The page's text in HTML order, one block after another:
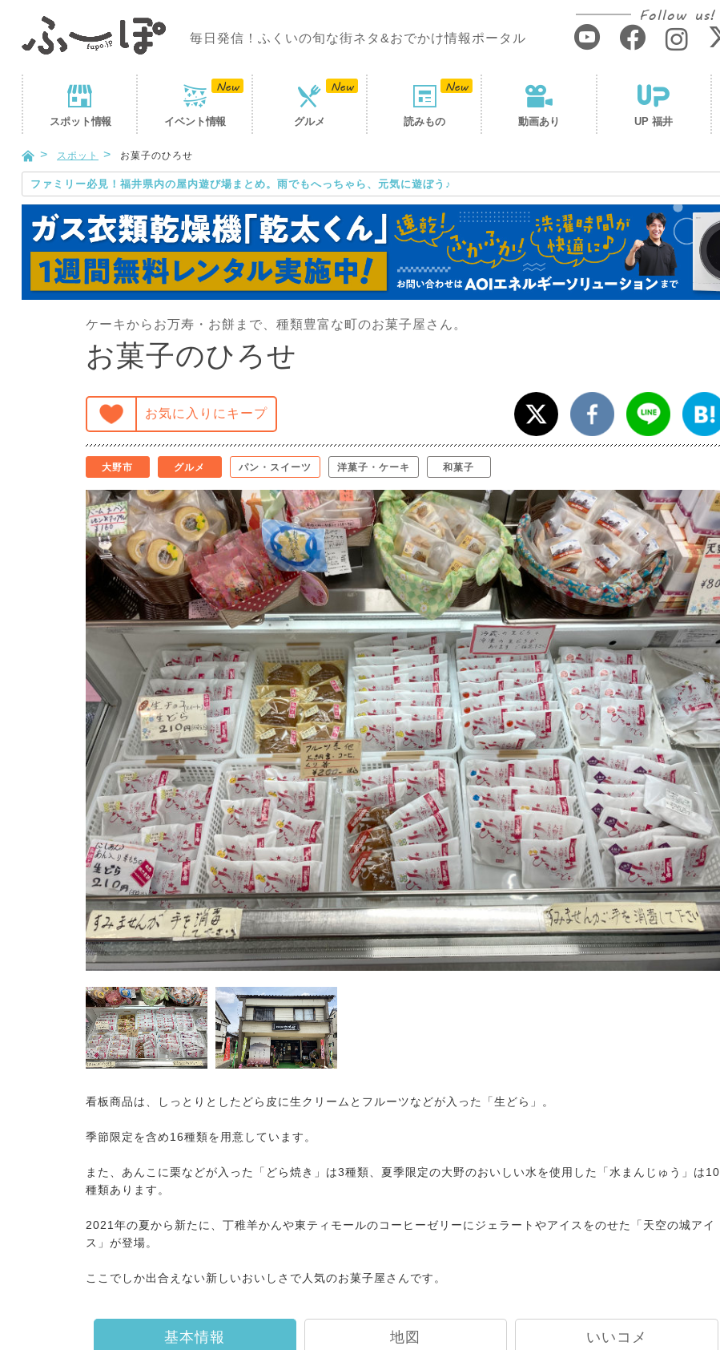
毎日発信！ふくいの旬な街ネタ&おでかけ情報ポータル
Follow us!
スポット情報 イベント情報 グルメ 読みもの 動画あり UP 福井
スポット お菓子のひろせ
ファミリー必見！福井県内の屋内遊び場まとめ。雨でもへっちゃら、元気に遊ぼう♪
ケーキからお万寿・お餅まで、種類豊富な町のお菓子屋さん。
お菓子のひろせ
お気に入りにキープ
大野市 グルメ パン・スイーツ 洋菓子・ケーキ 和菓子
看板商品は、しっとりとしたどら皮に生クリームとフルーツなどが入った「生どら」。
季節限定を含め16種類を用意しています。
また、あんこに栗などが入った「どら焼き」は3種類、夏季限定の大野のおいしい水を使用した「水まんじゅう」は10
種類あります。
2021年の夏から新たに、丁稚羊かんや東ティモールのコーヒーゼリーにジェラートやアイスをのせた「天空の城アイ
ス」が登場。
ここでしか出合えない新しいおいしさで人気のお菓子屋さんです。
基本情報 地図 いいコメ